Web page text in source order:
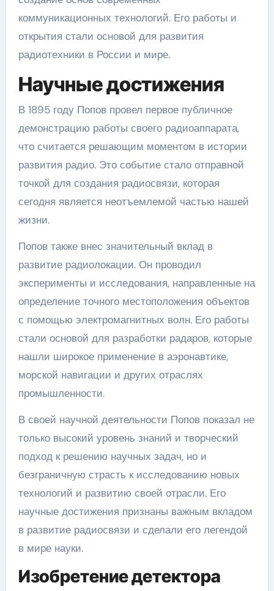
коммуникационных технологий. Его работы и
открытия стали основой для развития
радиотехники в России и мире.
Научные достижения
В 1895 году Попов провел первое публичное
демонстрацию работы своего радиоаппарата,
что считается решающим моментом в истории
развития радио. Это событие стало отправной
точкой для создания радиосвязи, которая
сегодня является неотъемлемой частью нашей
жизни.
Попов также внес значительный вклад в
развитие радиолокации. Он проводил
эксперименты и исследования, направленные на
определение точного местоположения объектов
с помощью электромагнитных волн. Его работы
стали основой для разработки радаров, которые
нашли широкое применение в аэронавтике,
морской навигации и других отраслях
промышленности.
В своей научной деятельности Попов показал не
только высокий уровень знаний и творческий
подход к решению научных задач, но и
безграничную страсть к исследованию новых
технологий и развитию своей отрасли. Его
научные достижения признаны важным вкладом
в развитие радиосвязи и сделали его легендой
в мире науки.
Изобретение детектора